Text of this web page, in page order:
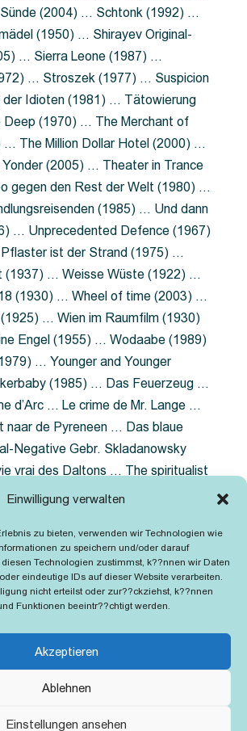
Einwilligung verwalten
zu bieten, verwenden wir Technologien wie
zu speichern und/oder darauf
Technologien zustimmst, k??nnen wir Daten
eindeutige IDs auf dieser Website verarbeiten.
nicht erteilst oder zur??ckziehst, k??nnen
Funktionen beeintr??chtigt werden.
Akzeptieren
Ablehnen
Einstellungen ansehen
Sünde (2004) … Schtonk (1992) …
(1950) … Shirayev Original-
… Sierra Leone (1987) …
… Stroszek (1977) … Suspicion
Idioten (1981) … Tätowierung
(1970) … The Merchant of
… The Million Dollar Hotel (2000) …
Yonder (2005) … Theater in Trance
gegen den Rest der Welt (1980) …
(1985) … Und dann
… Unprecedented Defence (1967)
ist der Strand (1975) …
(1937) … Weisse Wüste (1922) …
(1930) … Wheel of time (2003) …
… Wien im Raumfilm (1930)
Engel (1955) … Wodaabe (1989)
… Younger and Younger
(1985) … Das Feuerzeug …
d’Arc … Le crime de Mr. Lange …
naar de Pyreneen … Das blaue
Negative Gebr. Skladanowsky
vrai des Daltons … The spiritualist
… Feuer im Fjord … The Song of the
… Tolstoy … Grün ist die Heide …
… Mütter verzaget nicht …